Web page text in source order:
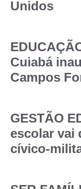
Unidos
Cuiabá
Campos
GESTÃO
escolar vai
cívico-